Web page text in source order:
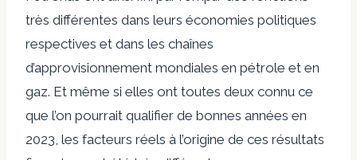
très différentes dans leurs économies politiques
respectives et dans les chaînes
d’approvisionnement mondiales en pétrole et en
gaz. Et même si elles ont toutes deux connu ce
que l’on pourrait qualifier de bonnes années en
2023, les facteurs réels à l’origine de ces résultats